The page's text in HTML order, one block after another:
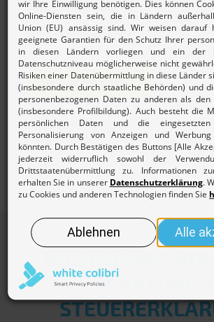
Zinsen/Dividenden
Beitrag berechnen
Mehr zur
Beitragsordnung und den
Lohnsteuerhilfevereins.
BERATUNG &